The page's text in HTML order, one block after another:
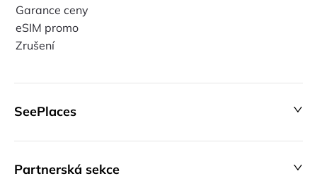
Garance ceny
eSIM promo
Zrušení
SeePlaces
Partnerská sekce